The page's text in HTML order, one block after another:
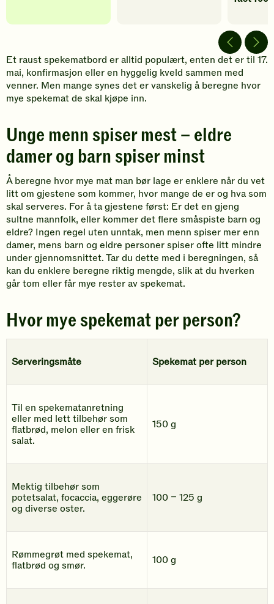
Et raust spekematbord er alltid populært, enten det er til 17.
mai, konfirmasjon eller en hyggelig kveld sammen med
venner. Men mange synes det er vanskelig å beregne hvor
mye spekemat de skal kjøpe inn.
Unge menn spiser mest – eldre
damer og barn spiser minst
Å beregne hvor mye mat man bør lage er enklere når du vet
litt om gjestene som kommer, hvor mange de er og hva som
skal serveres. For å ta gjestene først: Er det en gjeng
sultne mannfolk, eller kommer det flere småspiste barn og
eldre? Ingen regel uten unntak, men menn spiser mer enn
damer, mens barn og eldre personer spiser ofte litt mindre
under gjennomsnittet. Tar du dette med i beregningen, så
kan du enklere beregne riktig mengde, slik at du hverken
går tom eller får mye rester av spekemat.
Hvor mye spekemat per person?
Serveringsmåte Spekemat per person
Til en spekematanretning
eller med lett tilbehør som
flatbrød, melon eller en frisk
salat.
150 g
Mektig tilbehør som
potetsalat, focaccia, eggerøre
og diverse oster.
100 – 125 g
Rømmegrøt med spekemat,
flatbrød og smør.
100 g